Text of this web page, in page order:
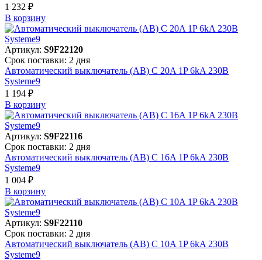
1 232 ₽
В корзинy
Артикул: S9F22120
Срок поставки: 2 дня
Автоматический выключатель (АВ) C 20A 1P 6kA 230В
Systeme9
1 194 ₽
В корзинy
Артикул: S9F22116
Срок поставки: 2 дня
Автоматический выключатель (АВ) C 16A 1P 6kA 230В
Systeme9
1 004 ₽
В корзинy
Артикул: S9F22110
Срок поставки: 2 дня
Автоматический выключатель (АВ) C 10A 1P 6kA 230В
Systeme9